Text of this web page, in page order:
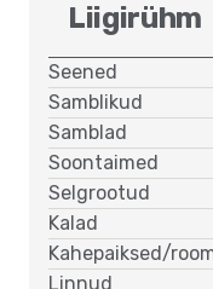
Liigirühm
Seened
Samblikud
Samblad
Soontaimed
Selgrootud
Kalad
Kahepaiksed/
Linnud